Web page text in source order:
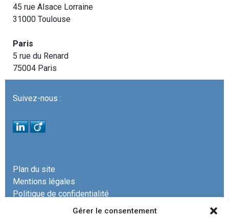
Gérer le consentement
45 rue Alsace Lorraine
31000 Toulouse
Paris
5 rue du Renard
75004 Paris
Suivez-nous :
Plan du site
Mentions légales
Politique de confidentialité